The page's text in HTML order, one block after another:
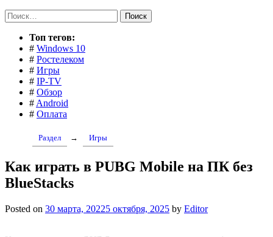
Найти:
Toп тегов:
# Windows 10
# Ростелеком
# Игры
# IP-TV
# Обзор
# Android
# Оплата
Раздел → Игры
Как играть в PUBG Mobile на ПК без
BlueStacks
Posted on 30 марта, 20225 октября, 2025 by Editor